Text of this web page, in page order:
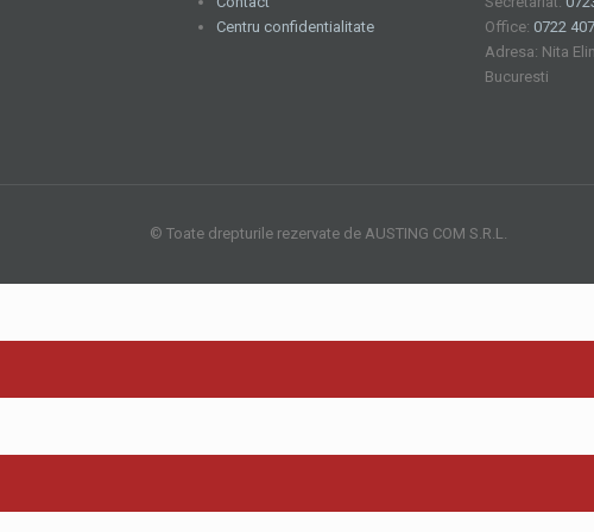
Centru confidentialitate
Office: 0722
Adresa: Nita
Bucuresti
© Toate drepturile rezervate de AUSTING COM S.R.L.